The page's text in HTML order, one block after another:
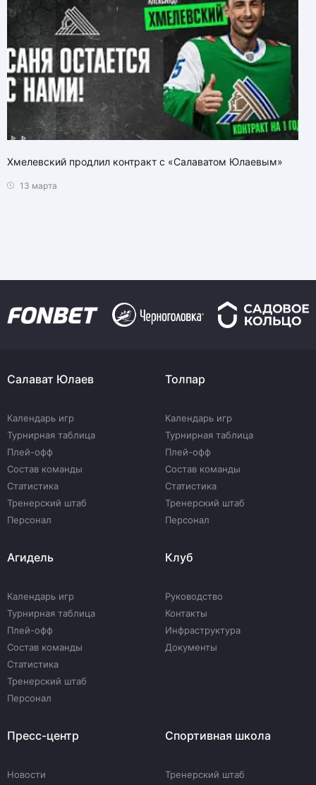
Хмелевский продлил контракт с «Салаватом Юлаевым»
13 марта
Салават Юлаев
Календарь игр
Турнирная таблица
Плей-офф
Состав команды
Статистика
Тренерский штаб
Персонал
Толпар
Календарь игр
Турнирная таблица
Плей-офф
Состав команды
Статистика
Тренерский штаб
Персонал
Агидель
Календарь игр
Турнирная таблица
Плей-офф
Состав команды
Статистика
Тренерский штаб
Персонал
Клуб
Руководство
Контакты
Инфраструктура
Документы
Пресс-центр
Новости
Спортивная школа
Тренерский штаб